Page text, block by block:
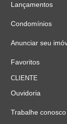
Lançamentos
Condomínios
Anunciar seu
Favoritos
CLIENTE
Ouvidoria
Trabalhe conosco